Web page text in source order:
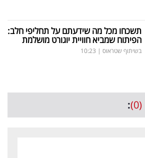
תשכחו מכל מה שידעתם על תחליפי חלב:
הפיתוח שמביא חוויית יוגורט מושלמת
בשיתוף שטראוס |
10:23
(0)
: